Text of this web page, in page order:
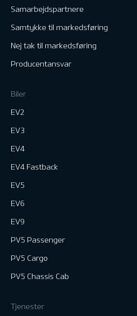
Samarbejdspartnere
Samtykke til markedsføring
Nej tak til markedsføring
Producentansvar
Biler
EV2
EV3
EV4
EV4 Fastback
EV5
EV6
EV9
PV5 Passenger
PV5 Cargo
PV5 Chassis Cab
Tjenester